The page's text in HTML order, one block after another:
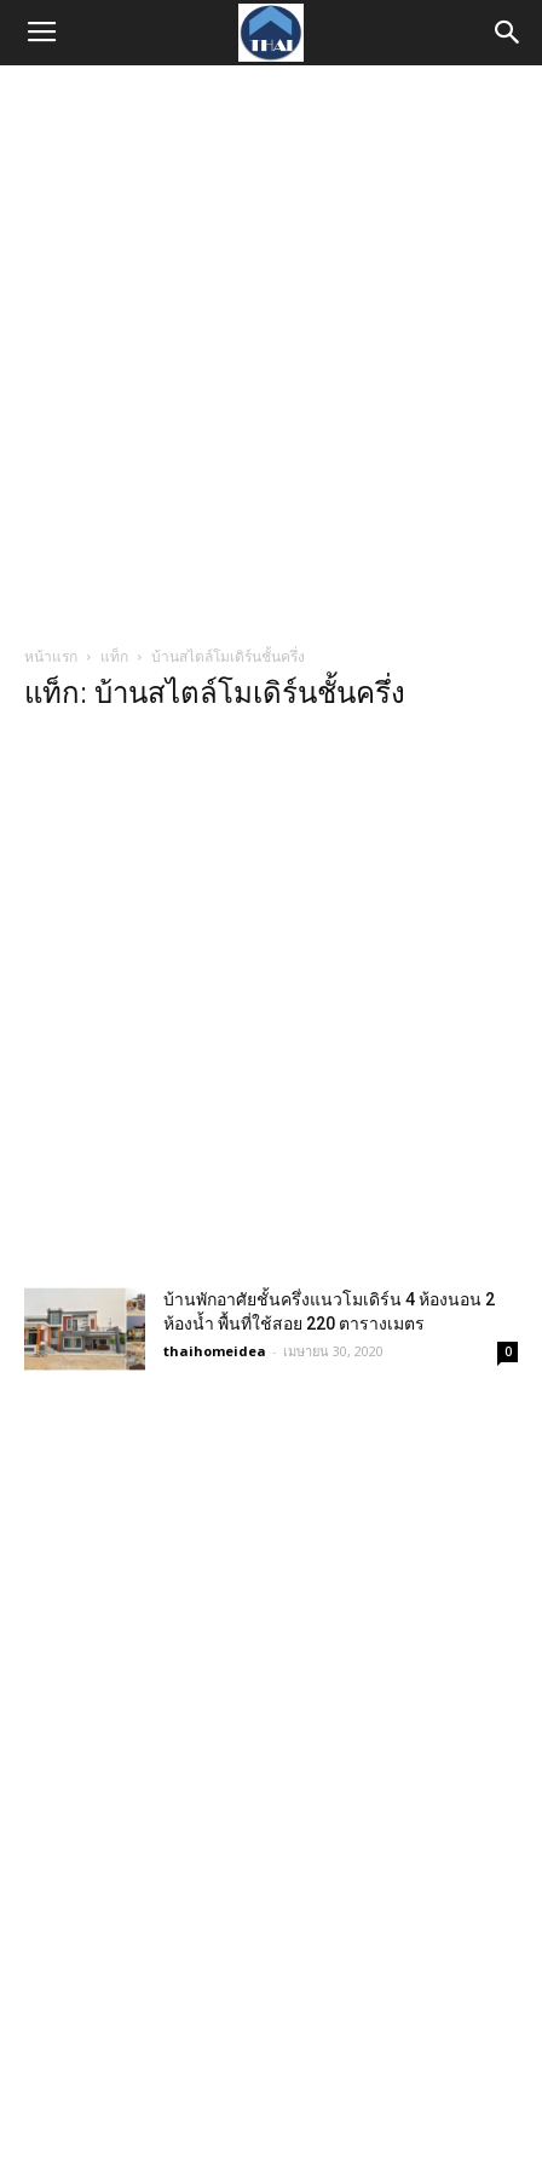
หน้าแรก แท็ก บ้านสไตล์โมเดิร์นชั้นครึ่ง
แท็ก: บ้านสไตล์โมเดิร์นชั้นครึ่ง
บ้านพักอาศัยชั้นครึ่งแนวโมเดิร์น 4 ห้องนอน 2
ห้องน้ำ พื้นที่ใช้สอย 220 ตารางเมตร
thaihomeidea - เมษายน 30, 2020 0